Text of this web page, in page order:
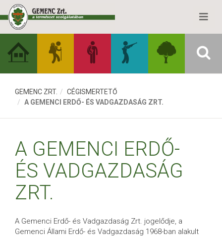
GEMENC ZRT.
CÉGISMERTETŐ
A GEMENCI ERDŐ- ÉS VADGAZDASÁG ZRT.
A GEMENCI ERDŐ-
ÉS VADGAZDASÁG
ZRT.
A Gemenci Erdő- és Vadgazdaság Zrt. jogelődje, a
Gemenci Állami Erdő- és Vadgazdaság 1968-ban alakult